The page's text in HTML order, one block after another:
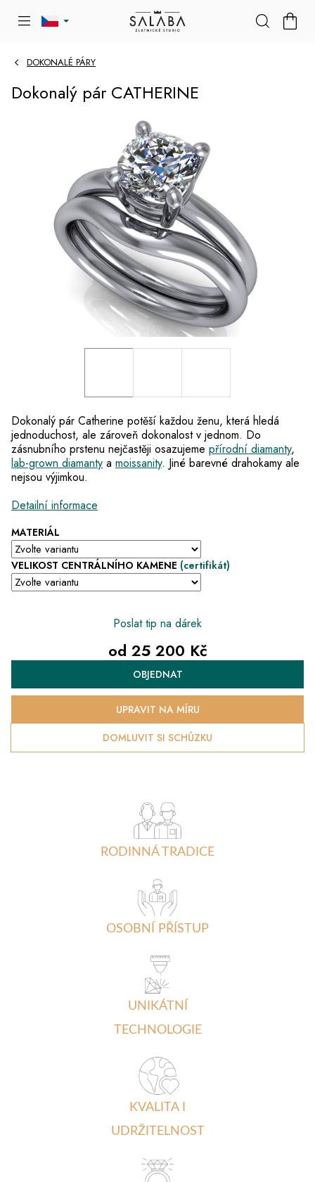
DOKONALÉ PÁRY
Dokonalý pár CATHERINE
MATERIÁL
VELIKOST CENTRÁLNÍHO KAMENE (certifikát)
Dokonalý pár Catherine potěší každou ženu, která hledá
jednoduchost, ale zároveň dokonalost v jednom. Do
zásnubního prstenu nejčastěji osazujeme přírodní diamanty,
lab-grown diamanty a moissanity. Jiné barevné drahokamy ale
nejsou výjimkou.
Detailní informace
Poslat tip na dárek
od 25 200 Kč
Měrná
cena:
OBJEDNAT
DOMLUVIT SI SCHŮZKU
UPRAVIT NA MÍRU
RODINNÁ TRADICE
OSOBNÍ PŘÍSTUP
UNIKÁTNÍ
TECHNOLOGIE
KVALITA I
UDRŽITELNOST